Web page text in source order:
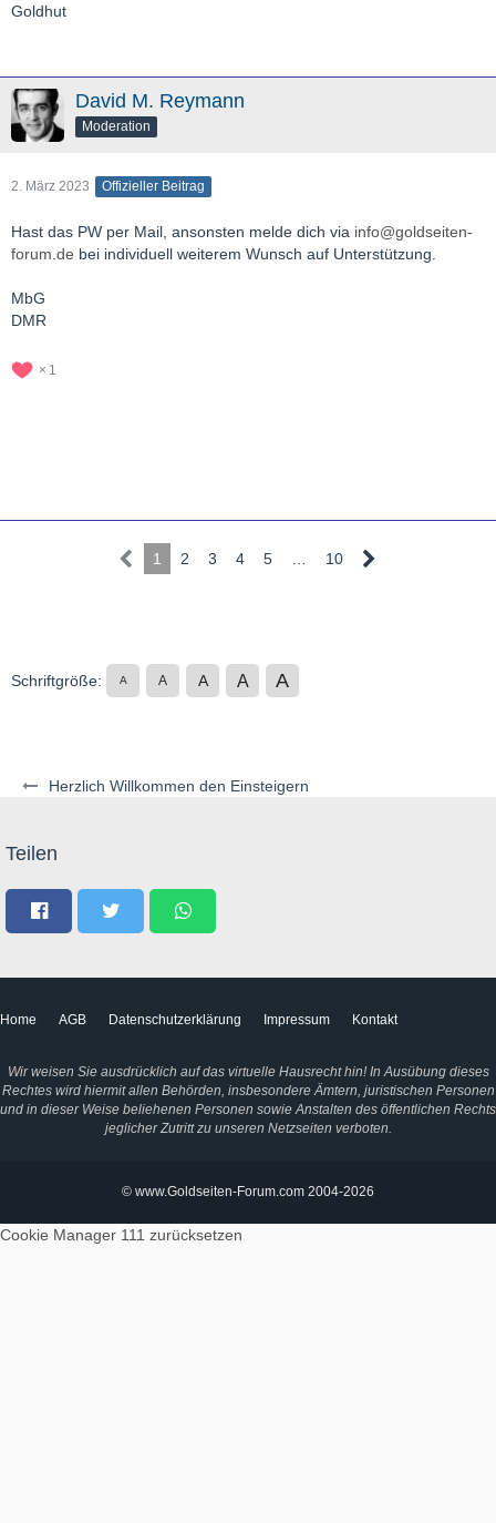
Herzlich Willkommen den Einsteigern
Goldhut
David M. Reymann
Moderation
2. März 2023 Offizieller Beitrag
Hast das PW per Mail, ansonsten melde dich via info@goldseiten-
forum.de bei individuell weiterem Wunsch auf Unterstützung.
MbG
DMR
1
1 2 3 4 5 … 10
Schriftgröße: A A A A A
Teilen
Home AGB Datenschutzerklärung Impressum Kontakt
Wir weisen Sie ausdrücklich auf das virtuelle Hausrecht hin! In Ausübung dieses
Rechtes wird hiermit allen Behörden, insbesondere Ämtern, juristischen Personen
und in dieser Weise beliehenen Personen sowie Anstalten des öffentlichen Rechts
jeglicher Zutritt zu unseren Netzseiten verboten.
© www.Goldseiten-Forum.com 2004-2026
Cookie Manager 111 zurücksetzen